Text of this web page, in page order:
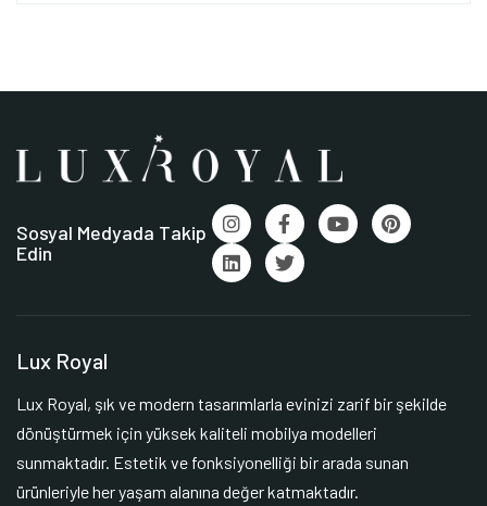
Sosyal Medyada Takip
Edin
Lux Royal
Lux Royal, şık ve modern tasarımlarla evinizi zarif bir şekilde
dönüştürmek için yüksek kaliteli mobilya modelleri
sunmaktadır. Estetik ve fonksiyonelliği bir arada sunan
ürünleriyle her yaşam alanına değer katmaktadır.